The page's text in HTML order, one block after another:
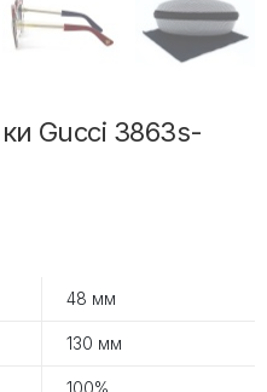
Gucci 3863s-
48 мм
130 мм